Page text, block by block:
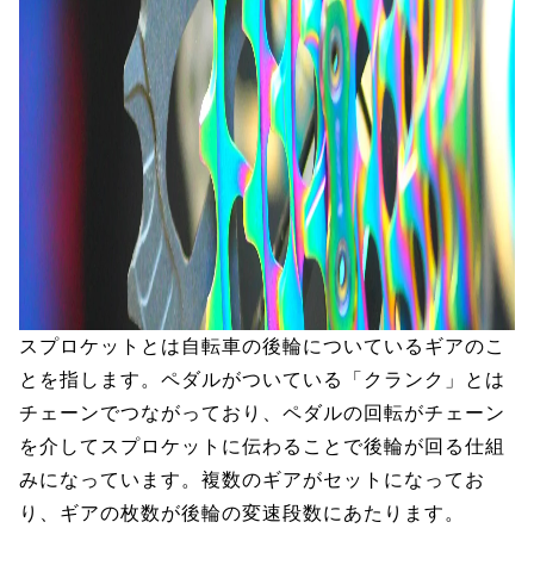
スプロケットとは自転車の後輪についているギアのこ
とを指します。ペダルがついている「クランク」とは
チェーンでつながっており、ペダルの回転がチェーン
を介してスプロケットに伝わることで後輪が回る仕組
みになっています。複数のギアがセットになってお
り、ギアの枚数が後輪の変速段数にあたります。